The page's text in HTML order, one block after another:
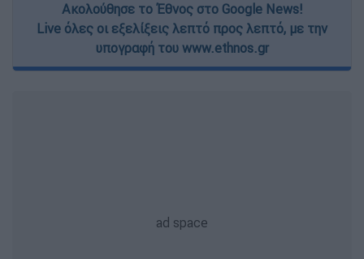
Ακολούθησε το Έθνος στο Google News!
Live όλες οι εξελίξεις λεπτό προς λεπτό, με την
υπογραφή του www.ethnos.gr